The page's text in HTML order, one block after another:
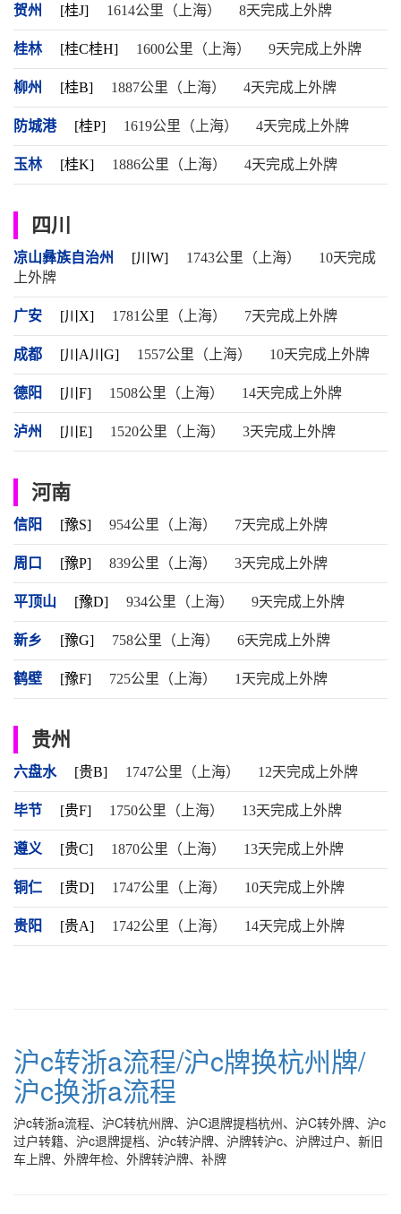
贺州 [桂J] 1614公里（上海） 8天完成上外牌
桂林 [桂C桂H] 1600公里（上海） 9天完成上外牌
柳州 [桂B] 1887公里（上海） 4天完成上外牌
防城港 [桂P] 1619公里（上海） 4天完成上外牌
玉林 [桂K] 1886公里（上海） 4天完成上外牌
四川
凉山彝族自治州 [川W] 1743公里（上海）
10天完成
上外牌
广安 [川X] 1781公里（上海） 7天完成上外牌
成都 [川A川G] 1557公里（上海） 10天完成上外牌
德阳 [川F] 1508公里（上海） 14天完成上外牌
泸州 [川E] 1520公里（上海） 3天完成上外牌
河南
信阳 [豫S] 954公里（上海） 7天完成上外牌
周口 [豫P] 839公里（上海） 3天完成上外牌
平顶山 [豫D] 934公里（上海） 9天完成上外牌
新乡 [豫G] 758公里（上海） 6天完成上外牌
鹤壁 [豫F] 725公里（上海） 1天完成上外牌
贵州
六盘水 [贵B] 1747公里（上海） 12天完成上外牌
毕节 [贵F] 1750公里（上海） 13天完成上外牌
遵义 [贵C] 1870公里（上海） 13天完成上外牌
铜仁 [贵D] 1747公里（上海） 10天完成上外牌
贵阳 [贵A] 1742公里（上海） 14天完成上外牌
沪c转浙a流程/沪c牌换杭州牌/
沪c换浙a流程
沪c转浙a流程、沪C转杭州牌、沪C退牌提档杭州、沪C转外牌、沪c
过户转籍、沪c退牌提档、沪c转沪牌、沪牌转沪c、沪牌过户、新旧
车上牌、外牌年检、外牌转沪牌、补牌